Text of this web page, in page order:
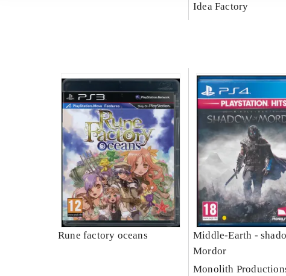
Idea Factory
Rune factory oceans
Middle-Earth -
Mordor
Monolith